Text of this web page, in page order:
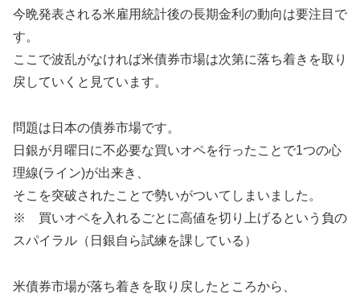
今晩発表される米雇用統計後の長期金利の動向は要注目で
す。
ここで波乱がなければ米債券市場は次第に落ち着きを取り
戻していくと見ています。
問題は日本の債券市場です。
日銀が月曜日に不必要な買いオペを行ったことで1つの心
理線(ライン)が出来き、
そこを突破されたことで勢いがついてしまいました。
※ 買いオペを入れるごとに高値を切り上げるという負の
スパイラル（日銀自ら試練を課している）
米債券市場が落ち着きを取り戻したところから、